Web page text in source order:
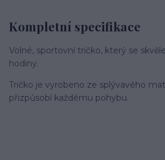
Kompletní specifikace
Volné, sportovní tričko, který se
hodiny.
Tričko je vyrobeno ze splývavého
přizpůsobí každému pohybu.